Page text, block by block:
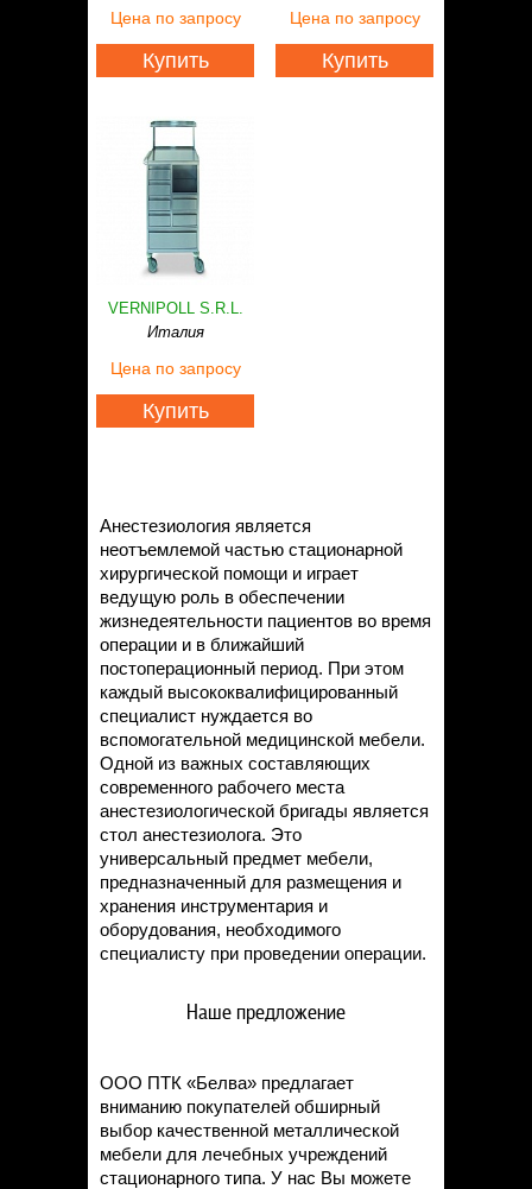
Цена по запросу
Купить
Цена по запросу
Купить
VERNIPOLL S.R.L.
Италия
Цена по запросу
Купить
Анестезиология является
неотъемлемой частью стационарной
хирургической помощи и играет
ведущую роль в обеспечении
жизнедеятельности пациентов во время
операции и в ближайший
постоперационный период. При этом
каждый высококвалифицированный
специалист нуждается во
вспомогательной медицинской мебели.
Одной из важных составляющих
современного рабочего места
анестезиологической бригады является
стол анестезиолога. Это
универсальный предмет мебели,
предназначенный для размещения и
хранения инструментария и
оборудования, необходимого
специалисту при проведении операции.
Наше предложение
ООО ПТК «Белва» предлагает
вниманию покупателей обширный
выбор качественной металлической
мебели для лечебных учреждений
стационарного типа. У нас Вы можете